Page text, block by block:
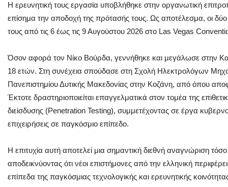
Η ερευνητική τους εργασία υποβλήθηκε στην οργανωτική
επίσημα την αποδοχή της πρότασής τους. Ως αποτέλεσμα, οι
τους από τις 6 έως τις 9 Αυγούστου 2026 στο Las Vegas
Όσον αφορά τον Νίκο Βούρδα, γεννήθηκε και μεγάλωσε στην
18 ετών. Στη συνέχεια σπούδασε στη Σχολή Ηλεκτρολόγων
Πανεπιστημίου Δυτικής Μακεδονίας στην Κοζάνη, από όπου
Έκτοτε δραστηριοποιείται επαγγελματικά στον τομέα της
διείσδυσης (Penetration Testing), συμμετέχοντας σε έργα
επιχειρήσεις σε παγκόσμιο επίπεδο.
Η επιτυχία αυτή αποτελεί μια σημαντική διεθνή αναγνώριση
αποδεικνύοντας ότι νέοι επιστήμονες από την ελληνική
επίπεδα της παγκόσμιας τεχνολογικής και ερευνητικής